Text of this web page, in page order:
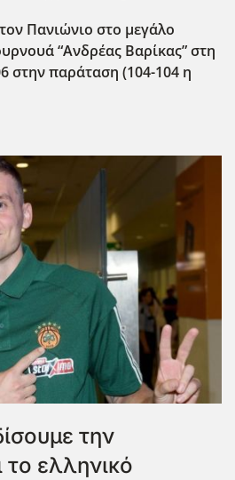
Πανιώνιο στο μεγάλο
“Ανδρέας Βαρίκας” στη
στην παράταση (104-104 η
την
το ελληνικό